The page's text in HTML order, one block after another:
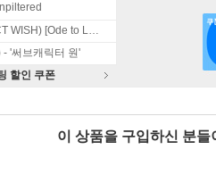
엔시티 위시 (NCT WISH) [Ode to Love]
'써브캐릭터 원'
할인 쿠폰
이 상품을 구입하신 분